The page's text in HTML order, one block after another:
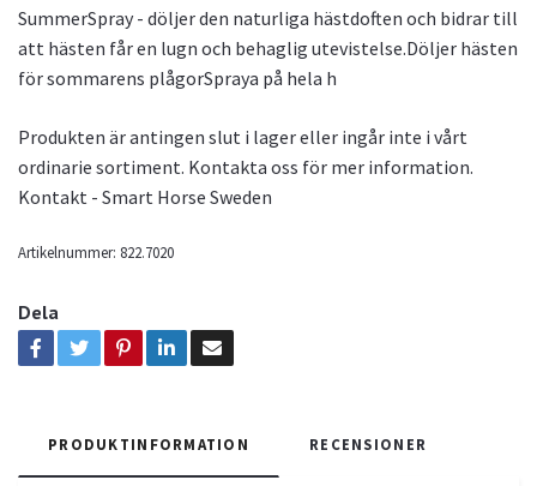
SummerSpray - döljer den naturliga hästdoften och bidrar till
att hästen får en lugn och behaglig utevistelse.Döljer hästen
för sommarens plågorSpraya på hela h
Produkten är antingen slut i lager eller ingår inte i vårt
ordinarie sortiment. Kontakta oss för mer information.
Kontakt - Smart Horse Sweden
Artikelnummer: 822.7020
Dela
PRODUKTINFORMATION RECENSIONER